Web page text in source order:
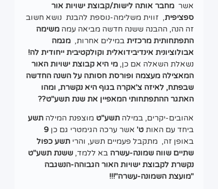
אשר מחבר אותה לישות/קבוצת ישויות אור
ספציפית, זווית משלימה-נוספת להבנת נושא חשוב
זה הנה, ההבנה ששנה חדשה מביאה עמה משימה
התפתחותית מרכזית במילים אחרות, מגמה
אבולוציונית אינדיבידואלית וקולקטיבית ייחודית לה!
נשאלת השאלה אם כן, מי היא קבוצת ישויות האור
המאצילה מעצמה ופורסת חסותה על השנה החדשה
שבפתח, לאיזה צ'אקרה בגוף היא נקשרת, ומהו
האתגר ההתפתחותי המאפיין את שנת תשע"ט??
אהובים-יקרים, במילה תשע"ט מוצפנת המילה תשע
ביחד עם האות ט' אשר ערכה הגימטרי גם כן 9
באופן זה, מתקבל פעמיים תשע, והרי תשע כפול
שתיים שווה שמונה-עשרה בא ללמד, ששנת תשע"ט
נקשרת לקבוצת ישויות האור הגבוהה-הנשגבה
"מועצת השמונה-עשרה"!!!